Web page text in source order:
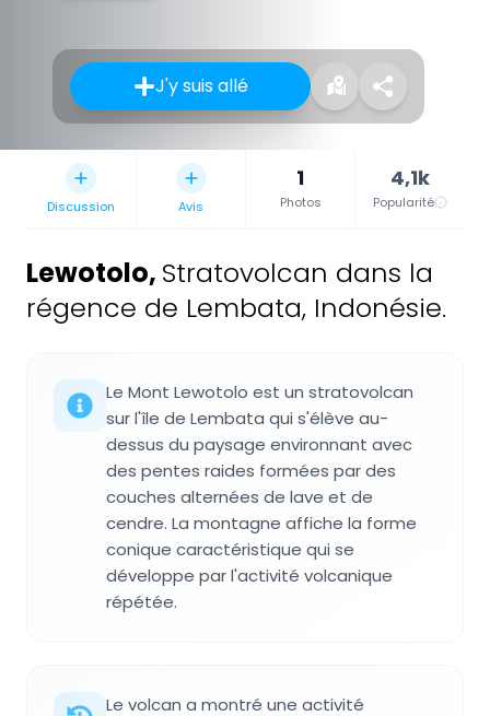
J'y suis allé
Discussion Avis
1
Photos
4,1k
Popularité
Lewotolo, Stratovolcan dans la
régence de Lembata, Indonésie.
Le Mont Lewotolo est un stratovolcan
sur l'île de Lembata qui s'élève au-
dessus du paysage environnant avec
des pentes raides formées par des
couches alternées de lave et de
cendre. La montagne affiche la forme
conique caractéristique qui se
développe par l'activité volcanique
répétée.
Le volcan a montré une activité